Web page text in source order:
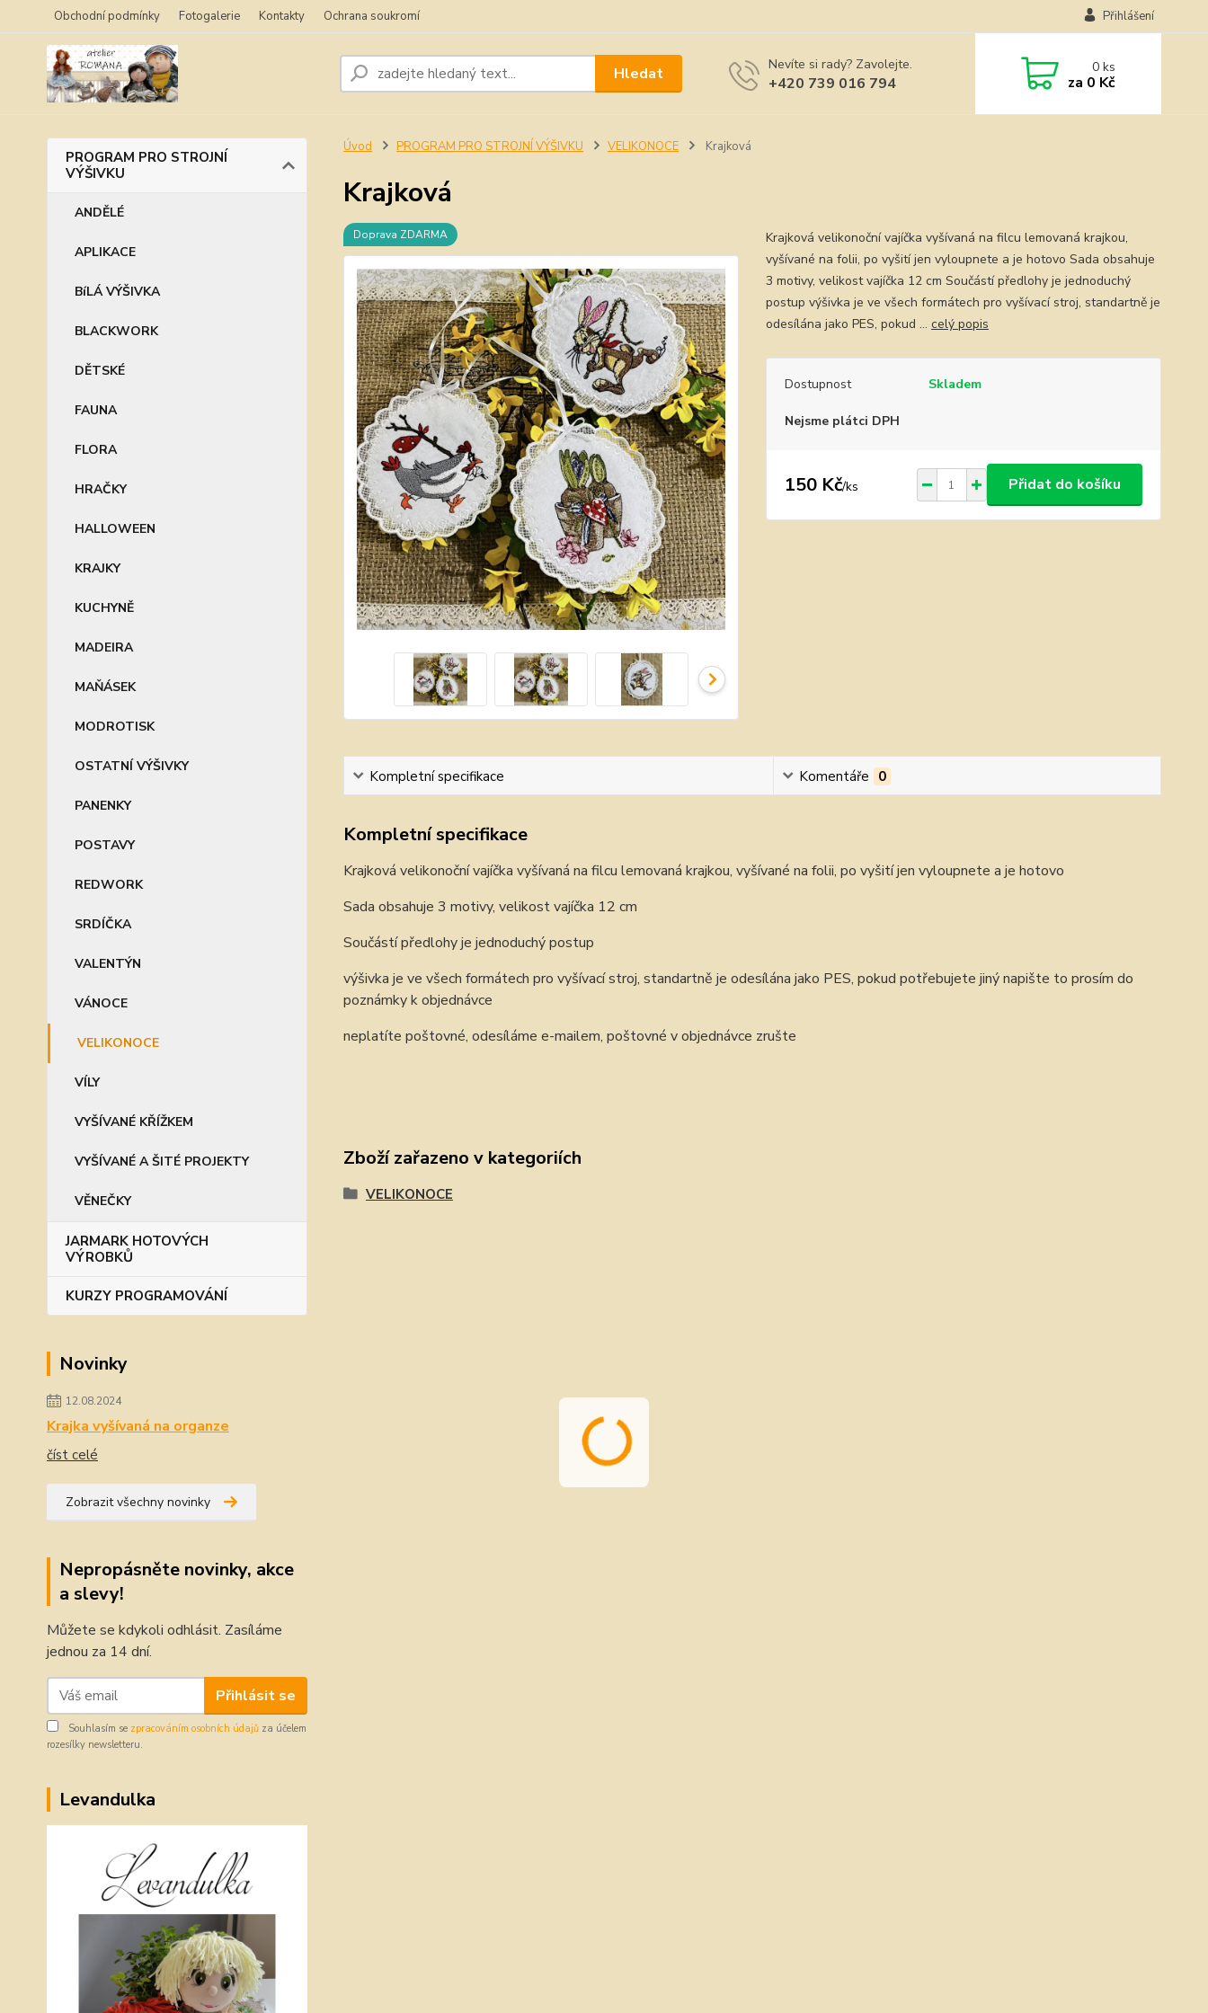
Obchodní podmínky Fotogalerie Kontakty Ochrana soukromí Přihlášení
Hledat Nevíte si rady? Zavolejte.
+420 739 016 794
0ks
za 0 Kč
PROGRAM PRO STROJNÍ
VÝŠIVKU
ANDĚLÉ
APLIKACE
BíLÁ VÝŠIVKA
BLACKWORK
DĚTSKÉ
FAUNA
FLORA
HRAČKY
HALLOWEEN
KRAJKY
KUCHYNĚ
MADEIRA
MAŇÁSEK
MODROTISK
OSTATNÍ VÝŠIVKY
PANENKY
POSTAVY
REDWORK
SRDÍČKA
VALENTÝN
VÁNOCE
VELIKONOCE
VÍLY
VYŠÍVANÉ KŘÍŽKEM
VYŠÍVANÉ A ŠITÉ PROJEKTY
VĚNEČKY
JARMARK HOTOVÝCH
VÝROBKŮ
KURZY PROGRAMOVÁNÍ
Novinky
12.08.2024
Krajka vyšívaná na organze
číst celé
Zobrazit všechny novinky
Nepropásněte novinky, akce
a slevy!
Můžete se kdykoli odhlásit. Zasíláme
jednou za 14 dní.
Přihlásit se
Souhlasím se zpracováním osobních údajů za účelem
rozesílky newsletteru.
Levandulka
Úvod PROGRAM PRO STROJNÍ VÝŠIVKU VELIKONOCE Krajková
Krajková
Doprava ZDARMA
Krajková velikonoční vajíčka vyšívaná na filcu lemovaná krajkou,
vyšívané na folii, po vyšití jen vyloupnete a je hotovo Sada obsahuje
3 motivy, velikost vajíčka 12 cm Součástí předlohy je jednoduchý
postup výšivka je ve všech formátech pro vyšívací stroj, standartně je
odesílána jako PES, pokud ... celý popis
Dostupnost Skladem
Nejsme plátci DPH
150 Kč/ks Přidat do košíku
Kompletní specifikace Komentáře 0
Kompletní specifikace
Krajková velikonoční vajíčka vyšívaná na filcu lemovaná krajkou, vyšívané na folii, po vyšití jen vyloupnete a je hotovo
Sada obsahuje 3 motivy, velikost vajíčka 12 cm
Součástí předlohy je jednoduchý postup
výšivka je ve všech formátech pro vyšívací stroj, standartně je odesílána jako PES, pokud potřebujete jiný napište to prosím do
poznámky k objednávce
neplatíte poštovné, odesíláme e-mailem, poštovné v objednávce zrušte
Zboží zařazeno v kategoriích
VELIKONOCE